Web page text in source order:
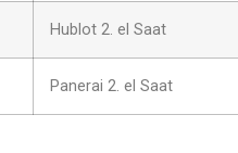
Hublot 2. el Saat
Panerai 2. el Saat